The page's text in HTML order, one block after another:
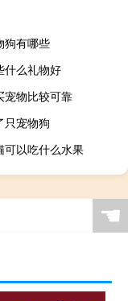
狗有哪些
什么礼物好
宠物比较可靠
只宠物狗
可以吃什么水果
☚